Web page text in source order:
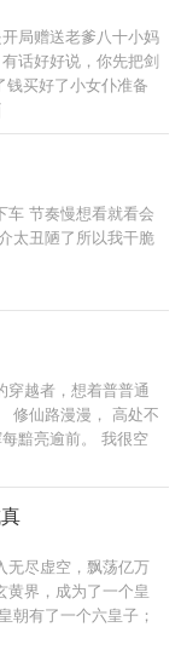
局赠送老爹八十小妈
话好好说，你先把剑
买好了小女仆准备
？！？！ …… （凡
一次，杨诺觉得真
真的世界，得以梦
想的事情， 虽然真
， 尔虞我诈艰难坎
就是时不时的梦中的
前世… 诶？前世我是
是什么鬼？
车 节奏慢想看就看会
太丑陋了所以我干脆
穿越者，想着普普通
修仙路漫漫， 高处不
黯亮逾前。 我很空
轻的时候，一时贪
无尽虚空，飘荡亿万
黄界，成为了一个皇
朝有了一个六皇子；